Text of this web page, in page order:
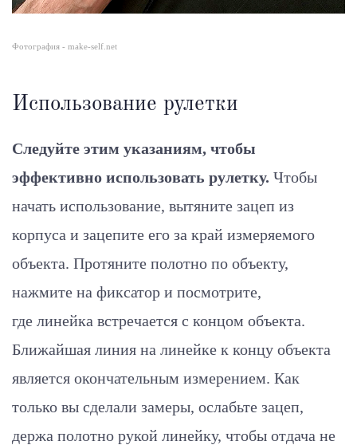
Фотография - make-self.net
Использование рулетки
Следуйте этим указаниям, чтобы
эффективно использовать рулетку. Чтобы
начать использование, вытяните зацеп из
корпуса и зацепите его за край измеряемого
объекта. Протяните полотно по объекту,
нажмите на фиксатор и посмотрите,
где линейка встречается с концом объекта.
Ближайшая линия на линейке к концу объекта
является окончательным измерением. Как
только вы сделали замеры, ослабьте зацеп,
держа полотно рукой линейку, чтобы отдача не